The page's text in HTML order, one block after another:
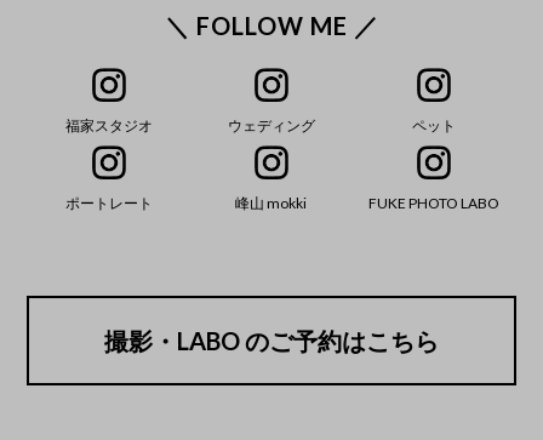
＼ FOLLOW ME ／
福家スタジオ ウェディング ペット
ポートレート 峰山 mokki FUKE PHOTO LABO
撮影・LABO のご予約はこちら